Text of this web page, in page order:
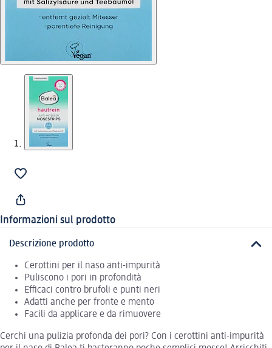
Informazioni sul prodotto
Descrizione prodotto
Cerottini per il naso anti-impurità
Puliscono i pori in profondità
Efficaci contro brufoli e punti neri
Adatti anche per fronte e mento
Facili da applicare e da rimuovere
Cerchi una pulizia profonda dei pori? Con i cerottini anti-impurità